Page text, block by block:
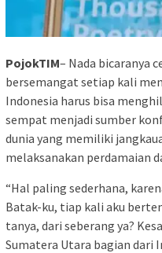
PojokTIM– Nada bicaranya
bersemangat setiap kali
Indonesia harus bisa
sempat menjadi sumber
dunia yang memiliki
melaksanakan perdamaian
“Hal paling sederhana,
Batak-ku, tiap kali aku
tanya, dari seberang ya?
Sumatera Utara bagian dari